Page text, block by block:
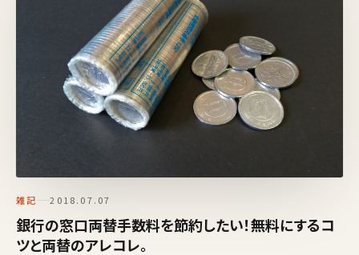
雑記 2018.07.07
銀行の窓口両替手数料を節約したい！無料にするコ
ツと両替のアレコレ。